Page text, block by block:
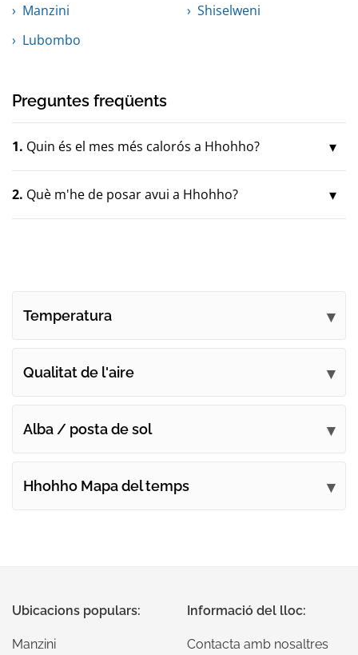
Manzini
Shiselweni
Lubombo
Preguntes freqüents
1. Quin és el mes més calorós a Hhohho?
2. Què m'he de posar avui a Hhohho?
Temperatura
Qualitat de l'aire
Alba / posta de sol
Hhohho Mapa del temps
Ubicacions populars:
Manzini
Informació del lloc:
Contacta amb nosaltres